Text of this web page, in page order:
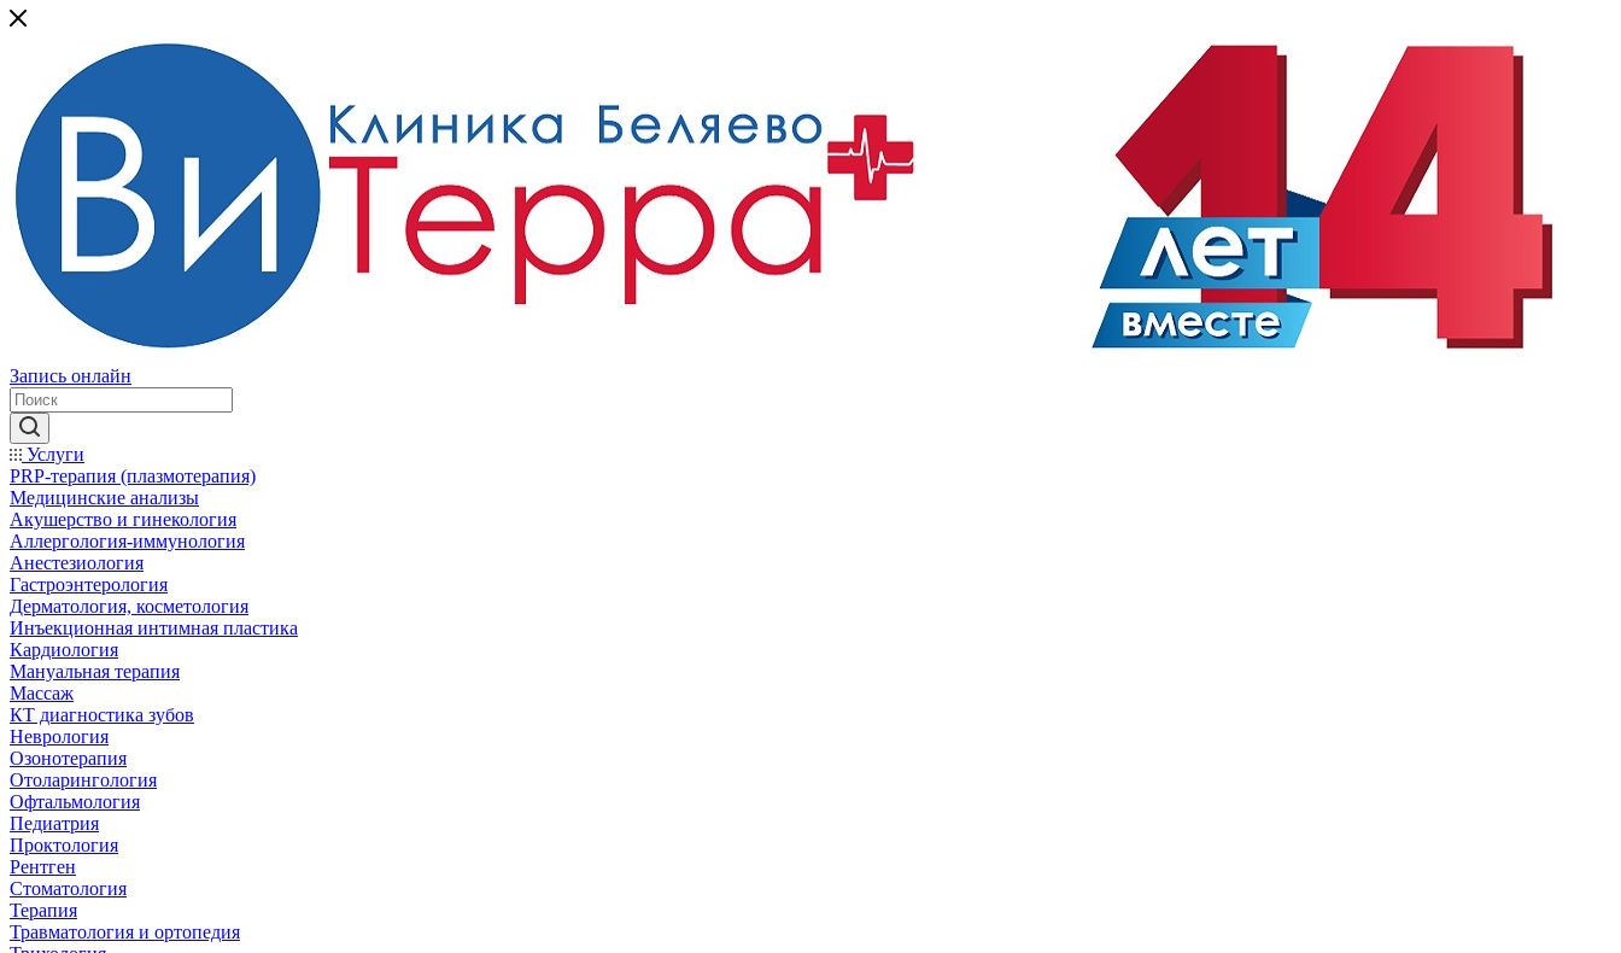
Запись онлайн
Услуги
PRP-терапия (плазмотерапия)
Медицинские анализы
Акушерство и гинекология
Аллергология-иммунология
Анестезиология
Гастроэнтерология
Дерматология, косметология
Инъекционная интимная пластика
Кардиология
Мануальная терапия
Массаж
КТ диагностика зубов
Неврология
Озонотерапия
Отоларингология
Офтальмология
Педиатрия
Проктология
Рентген
Стоматология
Терапия
Травматология и ортопедия